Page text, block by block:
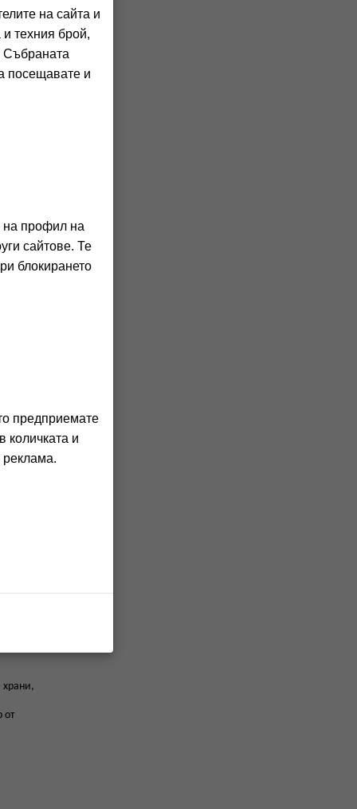
храни,
от
на сайта и
техния брой,
Събраната
посещавате и
на профил на
сайтове. Те
блокирането
предприемате
количката и
реклама.